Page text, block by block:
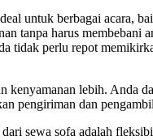
untuk berbagai acara,
tanpa harus membebani
tidak perlu repot
kenyamanan lebih. Anda
pengiriman dan
sewa sofa adalah